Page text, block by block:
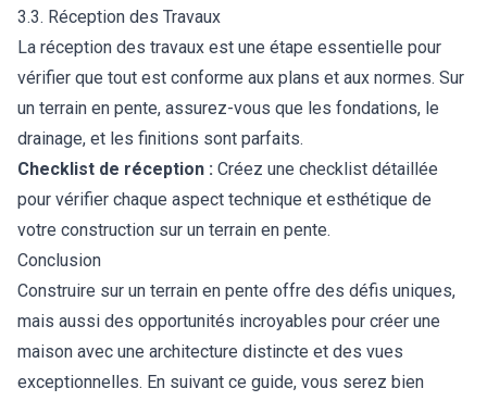
3.3. Réception des Travaux
La réception des travaux est une étape essentielle pour
vérifier que tout est conforme aux plans et aux normes. Sur
un terrain en pente, assurez-vous que les fondations, le
drainage, et les finitions sont parfaits.
Checklist de réception : Créez une checklist détaillée
pour vérifier chaque aspect technique et esthétique de
votre construction sur un terrain en pente.
Conclusion
Construire sur un terrain en pente offre des défis uniques,
mais aussi des opportunités incroyables pour créer une
maison avec une architecture distincte et des vues
exceptionnelles. En suivant ce guide, vous serez bien